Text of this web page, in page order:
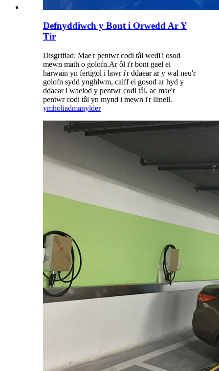
Defnyddiwch y Bont i Orwedd Ar Y
Tir
Disgrifiad: Mae'r pentwr codi tâl wedi'i osod
mewn math o golofn.Ar ôl i'r bont gael ei
harwain yn fertigol i lawr i'r ddaear ar y wal neu'r
golofn sydd ynghlwm, caiff ei gosod ar hyd y
ddaear i waelod y pentwr codi tâl, ac mae'r
pentwr codi tâl yn mynd i mewn i'r llinell.
ymholiadmanylder